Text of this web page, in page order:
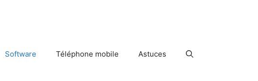
Software Téléphone mobile Astuces